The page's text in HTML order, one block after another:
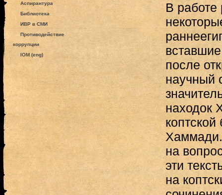
Аспирантура
Библиотека
ИВР в СМИ
Противодействие
коррупции
IOM (eng)
В работе
после
научный
находок
коптской
Хаммади.
на
эти
на